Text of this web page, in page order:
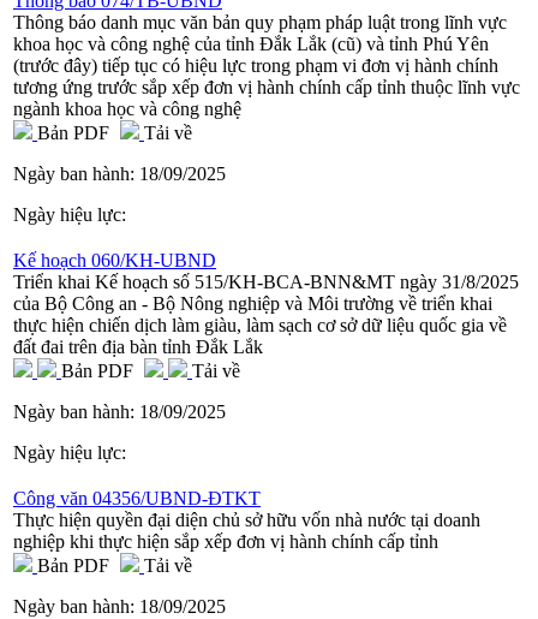
Thông báo danh mục văn bản quy phạm pháp luật trong lĩnh vực
khoa học và công nghệ của tỉnh Đắk Lắk (cũ) và tỉnh Phú Yên
(trước đây) tiếp tục có hiệu lực trong phạm vi đơn vị hành chính
tương ứng trước sắp xếp đơn vị hành chính cấp tỉnh thuộc lĩnh vực
ngành khoa học và công nghệ
Bản PDF
Tải về
Ngày ban hành: 18/09/2025
Ngày hiệu lực:
Kế hoạch 060/KH-UBND
Triển khai Kế hoạch số 515/KH-BCA-BNN&MT ngày 31/8/2025
của Bộ Công an - Bộ Nông nghiệp và Môi trường về triển khai
thực hiện chiến dịch làm giàu, làm sạch cơ sở dữ liệu quốc gia về
đất đai trên địa bàn tỉnh Đắk Lắk
Bản PDF
Tải về
Ngày ban hành: 18/09/2025
Ngày hiệu lực:
Công văn 04356/UBND-ĐTKT
Thực hiện quyền đại diện chủ sở hữu vốn nhà nước tại doanh
nghiệp khi thực hiện sắp xếp đơn vị hành chính cấp tỉnh
Bản PDF
Tải về
Ngày ban hành: 18/09/2025